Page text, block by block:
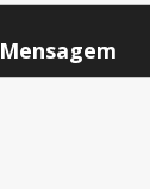
Mensagem